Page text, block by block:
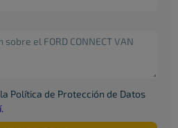
Política de Protección de Datos